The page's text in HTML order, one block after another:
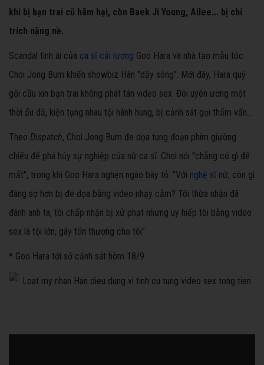
khi bị bạn trai cũ hãm hại, còn Baek Ji Young, Ailee... bị chỉ
trích nặng nề.
Scandal tình ái của ca sĩ cải lương Goo Hara và nhà tạo mẫu tóc
Choi Jong Bum khiến showbiz Hàn "dậy sóng". Mới đây, Hara quỳ
gối cầu xin bạn trai không phát tán video sex. Đôi uyên ương một
thời ẩu đả, kiện tụng nhau tội hành hung, bị cảnh sát gọi thẩm vấn...
Theo Dispatch, Choi Jong Bum đe dọa tung đoạn phim giường
chiếu để phá hủy sự nghiệp của nữ ca sĩ. Choi nói "chẳng có gì để
mất", trong khi Goo Hara nghẹn ngào bày tỏ: "Với nghệ sĩ nữ, còn gì
đáng sợ hơn bị đe dọa bằng video nhạy cảm? Tôi thừa nhận đã
đánh anh ta, tôi chấp nhận bị xử phạt nhưng uy hiếp tôi bằng video
sex là tội lớn, gây tổn thương cho tôi".
* Goo Hara tới sở cảnh sát hôm 18/9